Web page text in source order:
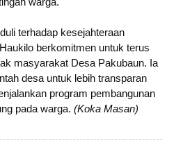
terhadap kesejahteraan
berkomitmen untuk terus
masyarakat Desa Pakubaun. Ia
desa untuk lebih transparan
program pembangunan
pada warga. (Koka Masan)